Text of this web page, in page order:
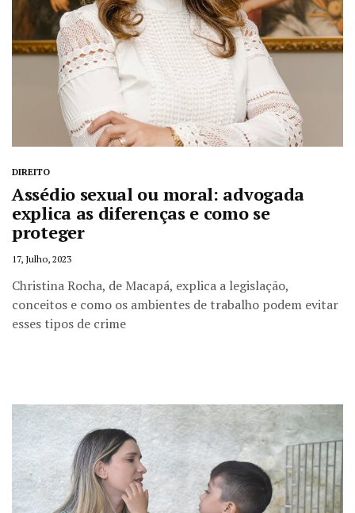
DIREITO
Assédio sexual ou moral: advogada
explica as diferenças e como se
proteger
17, Julho, 2023
Christina Rocha, de Macapá, explica a legislação,
conceitos e como os ambientes de trabalho podem evitar
esses tipos de crime